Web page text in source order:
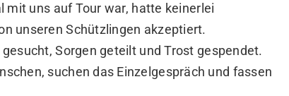
mit uns auf Tour war, hatte keinerlei
unseren Schützlingen akzeptiert.
Sorgen geteilt und Trost gespendet.
suchen das Einzelgespräch und fassen